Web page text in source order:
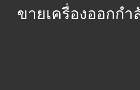
ขายเครื่องออกก